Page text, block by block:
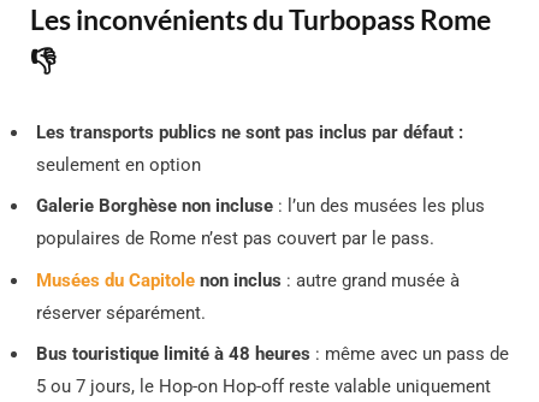
Les inconvénients du Turbopass Rome
👎
Les transports publics ne sont pas inclus par défaut :
seulement en option
Galerie Borghèse non incluse : l’un des musées les plus
populaires de Rome n’est pas couvert par le pass.
Musées du Capitole non inclus : autre grand musée à
réserver séparément.
Bus touristique limité à 48 heures : même avec un pass de
5 ou 7 jours, le Hop-on Hop-off reste valable uniquement